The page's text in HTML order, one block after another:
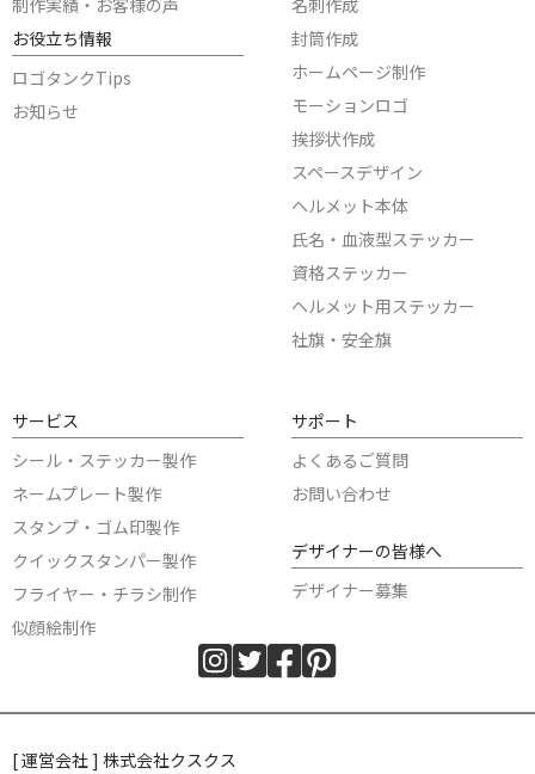
制作実績・お客様の声
お役立ち情報
ロゴタンクTips
お知らせ
名刺作成
封筒作成
ホームページ制作
モーションロゴ
挨拶状作成
スペースデザイン
ヘルメット本体
氏名・血液型ステッカー
資格ステッカー
ヘルメット用ステッカー
社旗・安全旗
サービス
シール・ステッカー製作
ネームプレート製作
スタンプ・ゴム印製作
クイックスタンパー製作
フライヤー・チラシ制作
似顔絵制作
サポート
よくあるご質問
お問い合わせ
デザイナーの皆様へ
デザイナー募集
[ 運営会社 ] 株式会社クスクス